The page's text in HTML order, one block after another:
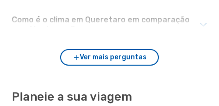
Como é o clima em Queretaro em comparação
Ver mais perguntas
Planeie a sua viagem